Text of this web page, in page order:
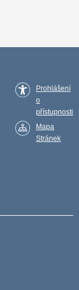
Prohlášení
o
přístupnosti
Mapa
Stránek